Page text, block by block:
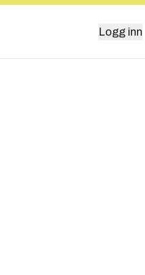
Logg inn